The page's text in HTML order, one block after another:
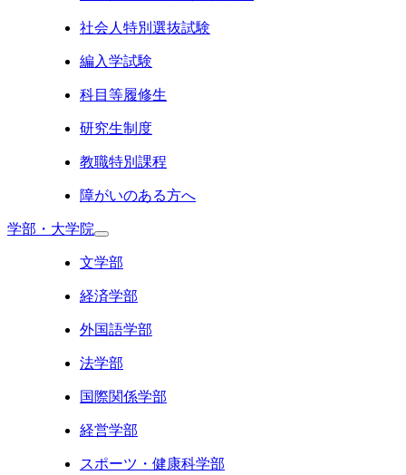
社会人特別選抜試験
編入学試験
科目等履修生
研究生制度
教職特別課程
障がいのある方へ
学部・大学院
文学部
経済学部
外国語学部
法学部
国際関係学部
経営学部
スポーツ・健康科学部